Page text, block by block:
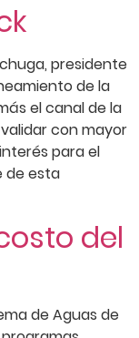
presidente
de la
el canal de la
con mayor
para el
de esta
del
de Aguas de